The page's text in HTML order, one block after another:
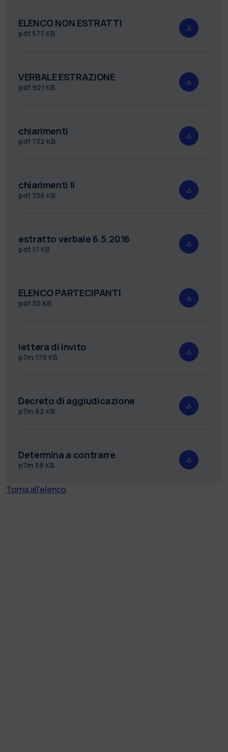
ELENCO NON ESTRATTI
pdf 577 KB
VERBALE ESTRAZIONE
pdf 921 KB
chiarimenti
pdf 732 KB
chiarimenti II
pdf 336 KB
estratto verbale 6.5.2016
pdf 17 KB
ELENCO PARTECIPANTI
pdf 30 KB
lettera di invito
p7m 179 KB
Decreto di aggiudicazione
p7m 62 KB
Determina a contrarre
p7m 58 KB
Torna all'elenco